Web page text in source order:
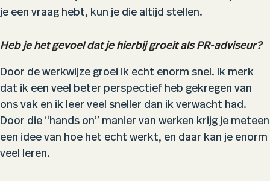
je een vraag hebt, kun je die altijd stellen.
Heb je het gevoel dat je hierbij groeit als PR-adviseur?
Door de werkwijze groei ik echt enorm snel. Ik merk
dat ik een veel beter perspectief heb gekregen van
ons vak en ik leer veel sneller dan ik verwacht had.
Door die “hands on” manier van werken krijg je meteen
een idee van hoe het echt werkt, en daar kan je enorm
veel leren.